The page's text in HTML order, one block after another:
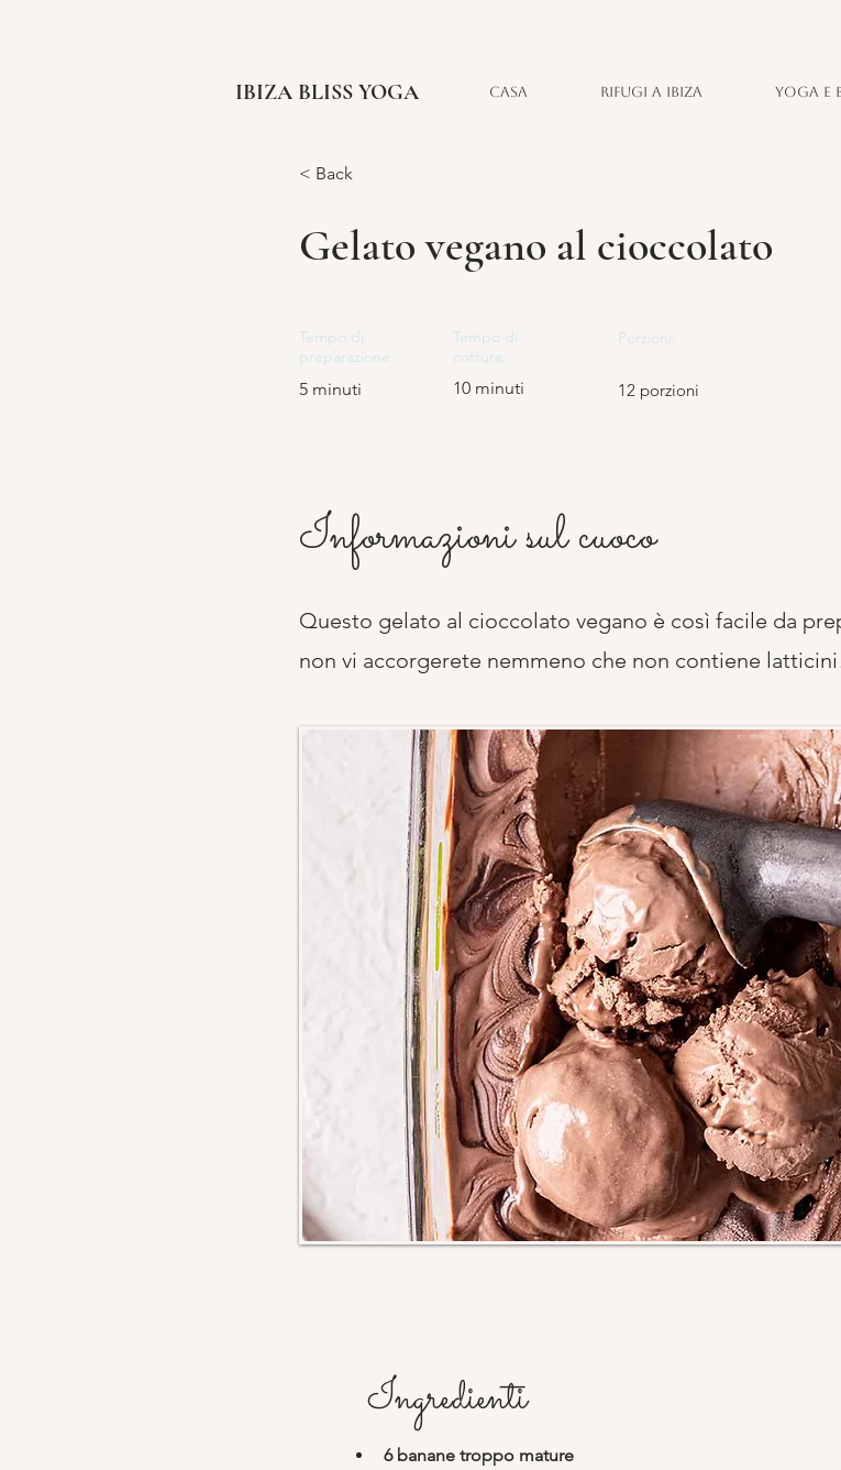
IBIZA BLISS YOGA Casa Rifugi a Ibiza Yoga e
< Back
Gelato vegano al cioccolato
Tempo di
preparazione:
5 minuti
Tempo di
cottura:
10 minuti
Porzioni:
12 porzioni
Informazioni sul cuoco
Questo gelato al cioccolato vegano è così facile da
non vi accorgerete nemmeno che non contiene
Ingredienti
6 banane troppo mature